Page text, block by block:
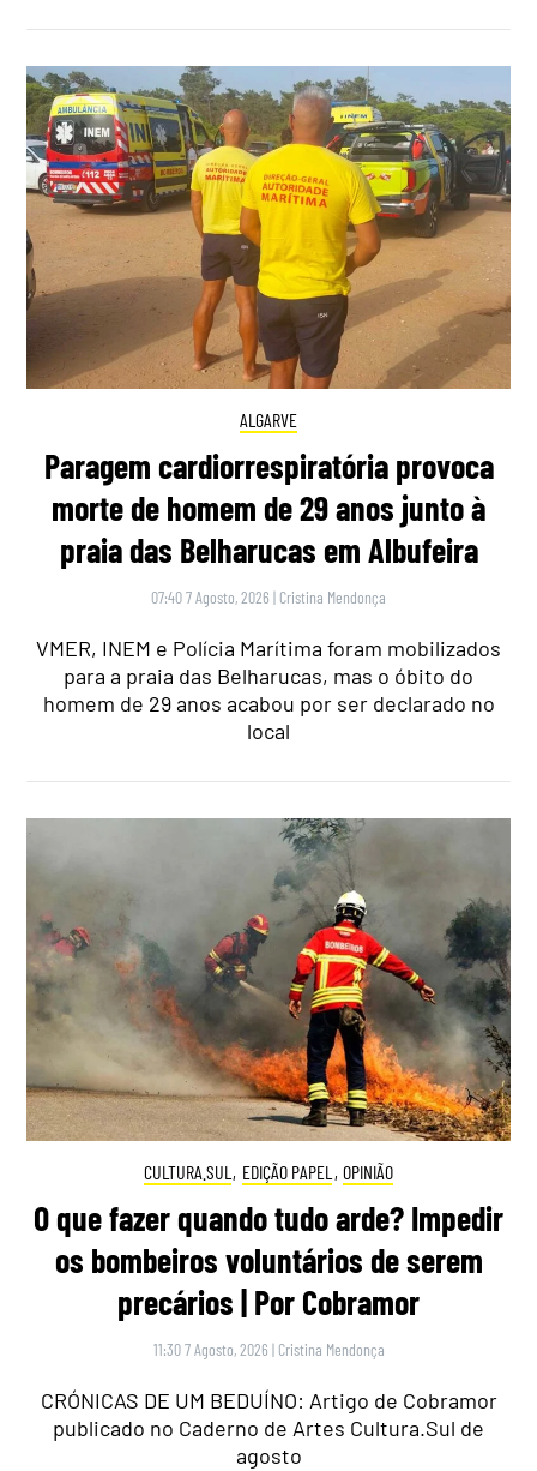
ALGARVE
Paragem cardiorrespiratória provoca
morte de homem de 29 anos junto à
praia das Belharucas em Albufeira
07:40 7 Agosto, 2026 | Cristina Mendonça
VMER, INEM e Polícia Marítima foram mobilizados
para a praia das Belharucas, mas o óbito do
homem de 29 anos acabou por ser declarado no
local
CULTURA.SUL , EDIÇÃO PAPEL , OPINIÃO
O que fazer quando tudo arde? Impedir
os bombeiros voluntários de serem
precários | Por Cobramor
11:30 7 Agosto, 2026 | Cristina Mendonça
CRÓNICAS DE UM BEDUÍNO: Artigo de Cobramor
publicado no Caderno de Artes Cultura.Sul de
agosto